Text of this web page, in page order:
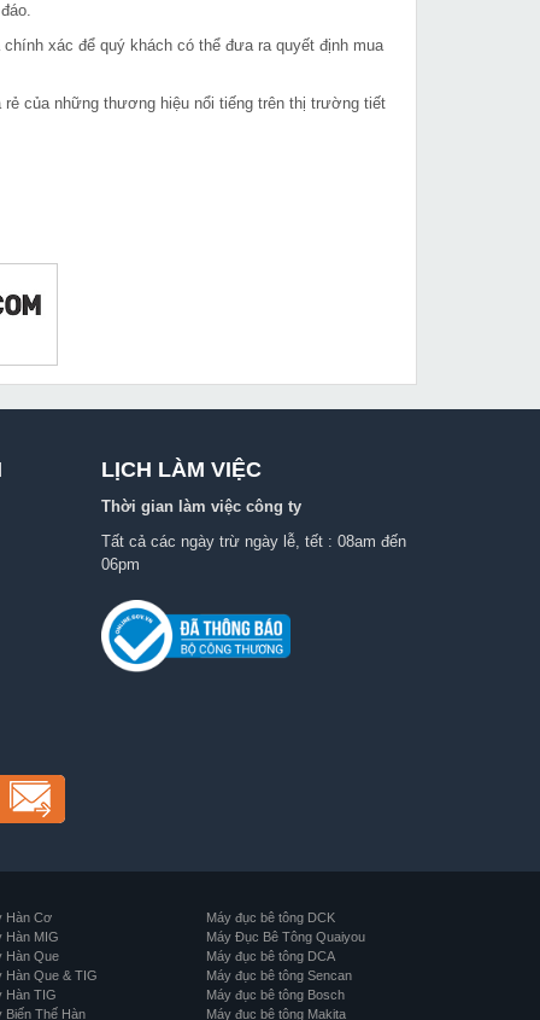
xác để quý khách có thể đưa ra quyết định mua
của những thương hiệu nổi tiếng trên thị trường tiết
LỊCH LÀM VIỆC
Thời gian làm việc công ty
Tất cả các ngày trừ ngày lễ, tết : 08am đến
06pm
Hàn Cơ
Hàn MIG
Hàn Que
Hàn Que & TIG
Hàn TIG
Biến Thế Hàn
Máy đục bê tông DCK
Máy Đục Bê Tông Quaiyou
Máy đục bê tông DCA
Máy đục bê tông Sencan
Máy đục bê tông Bosch
Máy đục bê tông Makita